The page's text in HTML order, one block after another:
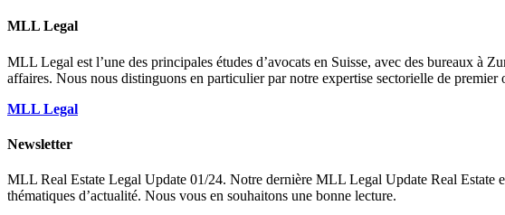
MLL Legal
MLL Legal est l’une des principales études d’avocats en Suisse, avec des bureaux à
affaires. Nous nous distinguons en particulier par notre expertise sectorielle de
MLL Legal
Newsletter
MLL Real Estate Legal Update 01/24. Notre dernière MLL Legal Update Real Estate
thématiques d’actualité. Nous vous en souhaitons une bonne lecture.